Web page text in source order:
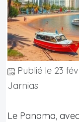
Publié le 23
Jarnias
Le Panama,